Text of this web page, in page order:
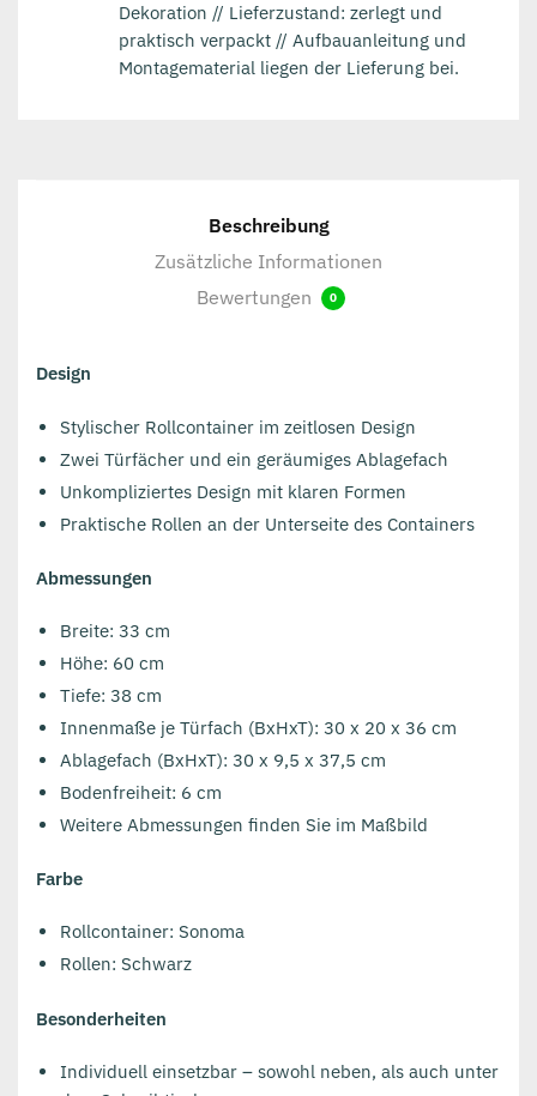
Dekoration // Lieferzustand: zerlegt und
praktisch verpackt // Aufbauanleitung und
Montagematerial liegen der Lieferung bei.
Beschreibung
Zusätzliche Informationen
Bewertungen
0
Design
Stylischer Rollcontainer im zeitlosen Design
Zwei Türfächer und ein geräumiges Ablagefach
Unkompliziertes Design mit klaren Formen
Praktische Rollen an der Unterseite des Containers
Abmessungen
Breite: 33 cm
Höhe: 60 cm
Tiefe: 38 cm
Innenmaße je Türfach (BxHxT): 30 x 20 x 36 cm
Ablagefach (BxHxT): 30 x 9,5 x 37,5 cm
Bodenfreiheit: 6 cm
Weitere Abmessungen finden Sie im Maßbild
Farbe
Rollcontainer: Sonoma
Rollen: Schwarz
Besonderheiten
Individuell einsetzbar – sowohl neben, als auch unter